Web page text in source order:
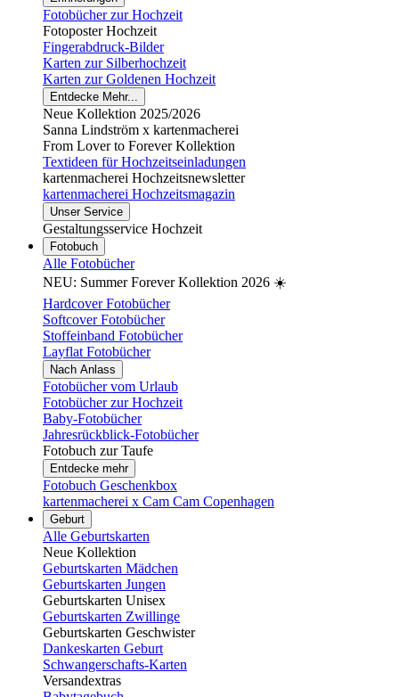
Fotobücher zur Hochzeit
Fotoposter Hochzeit
Fingerabdruck-Bilder
Karten zur Silberhochzeit
Karten zur Goldenen Hochzeit
Entdecke Mehr...
Neue Kollektion 2025/2026
Sanna Lindström x kartenmacherei
From Lover to Forever Kollektion
Textideen für Hochzeitseinladungen
kartenmacherei Hochzeitsnewsletter
kartenmacherei Hochzeitsmagazin
Unser Service
Gestaltungsservice Hochzeit
Fotobuch
Alle Fotobücher
NEU: Summer Forever Kollektion 2026 ☀️
Hardcover Fotobücher
Softcover Fotobücher
Stoffeinband Fotobücher
Layflat Fotobücher
Nach Anlass
Fotobücher vom Urlaub
Fotobücher zur Hochzeit
Baby-Fotobücher
Jahresrückblick-Fotobücher
Fotobuch zur Taufe
Entdecke mehr
Fotobuch Geschenkbox
kartenmacherei x Cam Cam Copenhagen
Geburt
Alle Geburtskarten
Neue Kollektion
Geburtskarten Mädchen
Geburtskarten Jungen
Geburtskarten Unisex
Geburtskarten Zwillinge
Geburtskarten Geschwister
Dankeskarten Geburt
Schwangerschafts-Karten
Versandextras